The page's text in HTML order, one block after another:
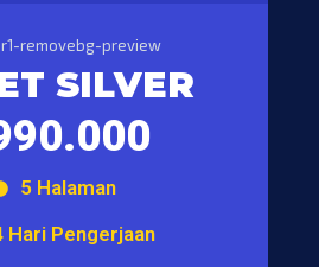
SILVER
5 Halaman
Hari Pengerjaan